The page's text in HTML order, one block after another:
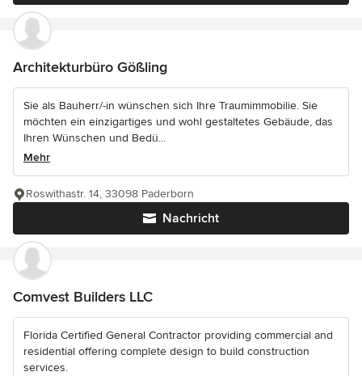
Architekturbüro Gößling
Sie als Bauherr/-in wünschen sich Ihre Traumimmobilie. Sie
möchten ein einzigartiges und wohl gestaltetes Gebäude, das
Ihren Wünschen und Bedü...
Mehr
Nachricht
Roswithastr. 14, 33098 Paderborn
Comvest Builders LLC
Florida Certified General Contractor providing commercial and
residential offering complete design to build construction
services.